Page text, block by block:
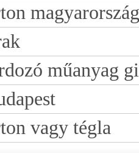
magyarország
műanyag
vagy tégla